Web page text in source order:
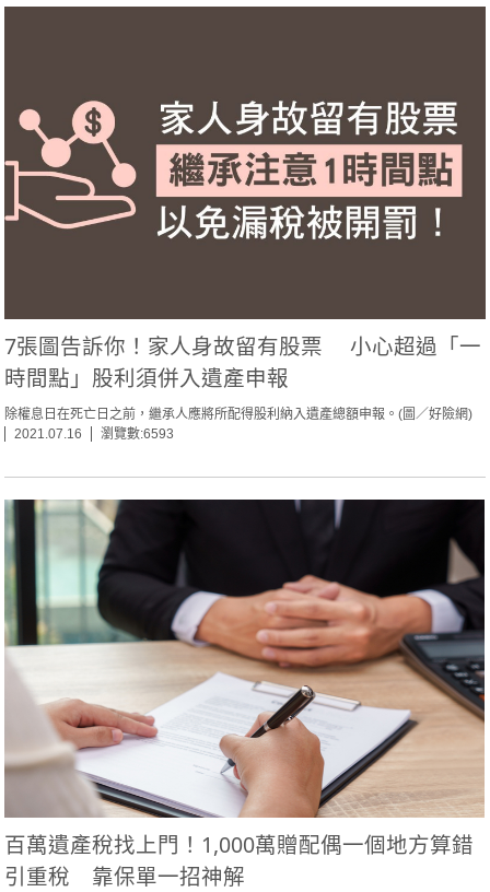
7張圖告訴你！家人身故留有股票 小心超過「一
時間點」股利須併入遺產申報
除權息日在死亡日之前，繼承人應將所配得股利納入遺產總額申報。(圖／好險網)
2021.07.16
瀏覽數:6593
百萬遺產稅找上門！1,000萬贈配偶一個地方算錯
引重稅 靠保單一招神解